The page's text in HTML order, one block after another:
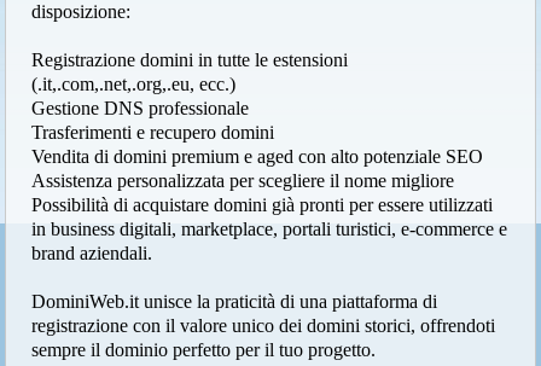
disposizione:
Registrazione domini in tutte le estensioni
(.it,.com,.net,.org,.eu, ecc.)
Gestione DNS professionale
Trasferimenti e recupero domini
Vendita di domini premium e aged con alto potenziale SEO
Assistenza personalizzata per scegliere il nome migliore
Possibilità di acquistare domini già pronti per essere utilizzati
in business digitali, marketplace, portali turistici, e-commerce e
brand aziendali.
DominiWeb.it unisce la praticità di una piattaforma di
registrazione con il valore unico dei domini storici, offrendoti
sempre il dominio perfetto per il tuo progetto.